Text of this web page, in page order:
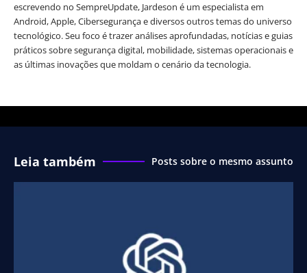
escrevendo no SempreUpdate, Jardeson é um especialista em
Android, Apple, Cibersegurança e diversos outros temas do universo
tecnológico. Seu foco é trazer análises aprofundadas, notícias e guias
práticos sobre segurança digital, mobilidade, sistemas operacionais e
as últimas inovações que moldam o cenário da tecnologia.
Leia também Posts sobre o mesmo assunto